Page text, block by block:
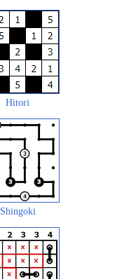
Hitori
Shingoki